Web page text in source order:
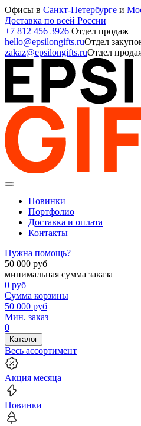
Офисы в Санкт-Петербурге и
Доставка по всей России
+7 812 456 3926 Отдел продаж
hello@epsilongifts.ruОтдел
zakaz@epsilongifts.ruОтдел
Новинки
Портфолио
Доставка и оплата
Контакты
Нужна помощь?
50 000 руб
минимальная сумма заказа
0 руб
Сумма корзины
50 000 руб
Мин. заказ
0
Каталог
Весь ассортимент
Акция месяца
Новинки